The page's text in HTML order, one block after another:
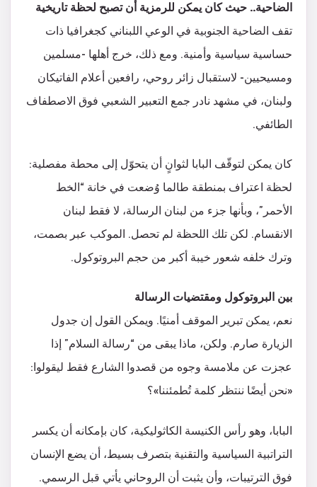
الضاحية.. حيث كان يمكن للرمزية أن تصبح لحظة تاريخية
تقف الضاحية الجنوبية في الوعي اللبناني كجغرافيا ذات
حساسية سياسية وأمنية. ومع ذلك، خرج أهلها -مسلمين
ومسيحيين- لاستقبال زائر روحي، رافعين أعلام الفاتيكان
ولبنان، في مشهد نادر جمع التعبير الشعبي فوق الاصطفاف
الطائفي.
كان يمكن لتوقّف البابا لثوانٍ أن يتحوّل إلى محطة مفصلية:
لحظة اعتراف بمنطقة طالما وُضعت في خانة “الخط
الأحمر”، وبأنها جزء من لبنان الرسالة، لا فقط لبنان
الانقسام. لكن تلك اللحظة لم تحصل. الموكب عبر بصمت،
وترك خلفه شعور خيبة أكبر من حجم البروتوكول.
بين البروتوكول ومقتضيات الرسالة
نعم، يمكن تبرير الموقف أمنيًا. ويمكن القول إن جدول
الزيارة صارم. ولكن، ماذا يبقى من “رسالة السلام” إذا
عجزت عن ملامسة وجوه من قصدوا الشارع فقط ليقولوا:
«نحن أيضًا ننتظر كلمة تُطمئننا»؟
البابا، وهو رأس الكنيسة الكاثوليكية، كان بإمكانه أن يكسر
التراتبية السياسية والتقنية بتصرف بسيط، أن يضع الإنسان
فوق الترتيبات، وأن يثبت أن الروحاني يأتي قبل الرسمي.